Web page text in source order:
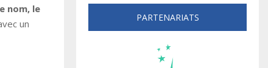
nom, le
un
PARTENARIATS